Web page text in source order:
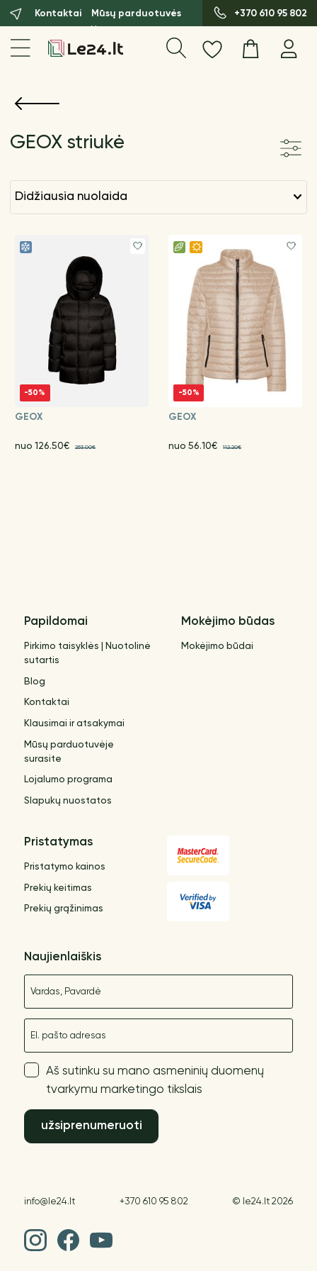
Kontaktai Mūsų parduotuvės +370 610 95 802
GEOX striukė
didžiausia nuolaida
-50%
GEOX
nuo 126.50€ 253.00€
-50%
GEOX
nuo 56.10€ 112.20€
Papildomai
Pirkimo taisyklės | Nuotolinė
sutartis
Blog
Kontaktai
Klausimai ir atsakymai
Mūsų parduotuvėje
surasite
Lojalumo programa
Slapukų nuostatos
Mokėjimo būdas
Mokėjimo būdai
Pristatymas
Pristatymo kainos
Prekių keitimas
Prekių grąžinimas
Naujienlaiškis
Aš sutinku su mano asmeninių duomenų
tvarkymu marketingo tikslais
užsiprenumeruoti
info@le24.lt +370 610 95 802 © le24.lt 2026